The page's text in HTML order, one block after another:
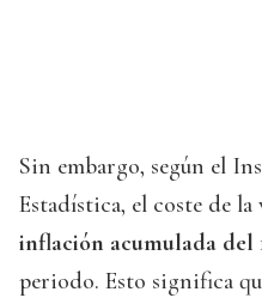
Sin embargo, según el
Estadística, el coste de
inflación acumulada del
periodo. Esto significa